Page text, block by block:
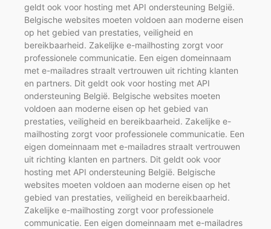
geldt ook voor hosting met API ondersteuning België.
Belgische websites moeten voldoen aan moderne eisen
op het gebied van prestaties, veiligheid en
bereikbaarheid. Zakelijke e-mailhosting zorgt voor
professionele communicatie. Een eigen domeinnaam
met e-mailadres straalt vertrouwen uit richting klanten
en partners. Dit geldt ook voor hosting met API
ondersteuning België. Belgische websites moeten
voldoen aan moderne eisen op het gebied van
prestaties, veiligheid en bereikbaarheid. Zakelijke e-
mailhosting zorgt voor professionele communicatie. Een
eigen domeinnaam met e-mailadres straalt vertrouwen
uit richting klanten en partners. Dit geldt ook voor
hosting met API ondersteuning België. Belgische
websites moeten voldoen aan moderne eisen op het
gebied van prestaties, veiligheid en bereikbaarheid.
Zakelijke e-mailhosting zorgt voor professionele
communicatie. Een eigen domeinnaam met e-mailadres